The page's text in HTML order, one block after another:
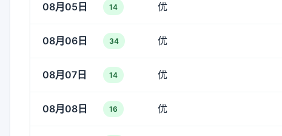
08月05日 14 优
08月06日 34 优
08月07日 14 优
08月08日 16 优